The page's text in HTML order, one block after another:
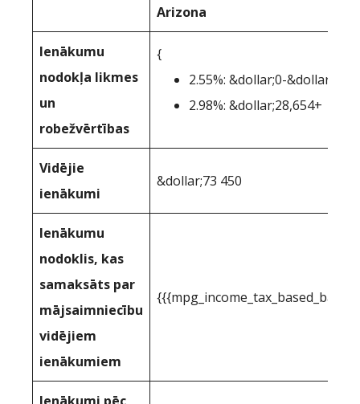
Arizona
Ienākumu
nodokļa likmes
un
robežvērtības
{
2.55%: &dollar;0-
2.98%: &dollar;28,654+
Vidējie
ienākumi
&dollar;73 450
Ienākumu
nodoklis, kas
samaksāts par
mājsaimniecību
vidējiem
ienākumiem